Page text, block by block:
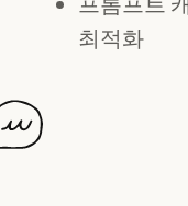
최적화